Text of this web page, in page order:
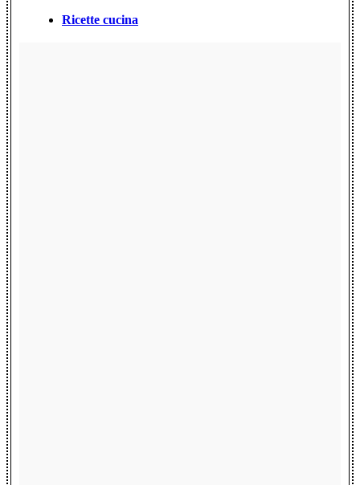
Ricette cucina